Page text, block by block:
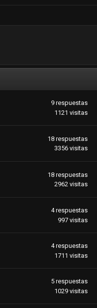
9 respuestas
1121 visitas
18 respuestas
3356 visitas
18 respuestas
2962 visitas
4 respuestas
997 visitas
4 respuestas
1711 visitas
5 respuestas
1029 visitas